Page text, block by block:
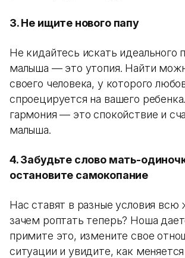
3. Не ищите нового папу
Не кидайтесь искать идеального
малыша — это утопия. Найти
своего человека, у которого
спроецируется на вашего
гармония — это спокойствие и
малыша.
4. Забудьте слово мать-
остановите самокопание
Нас ставят в разные условия всю
зачем роптать теперь? Ноша
примите это, измените свое
ситуации и увидите, как